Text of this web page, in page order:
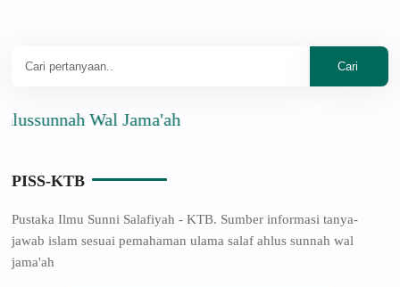
Wal Jama'ah
PISS-KTB
Pustaka Ilmu Sunni Salafiyah - KTB. Sumber informasi tanya-
jawab islam sesuai pemahaman ulama salaf ahlus sunnah wal
jama'ah